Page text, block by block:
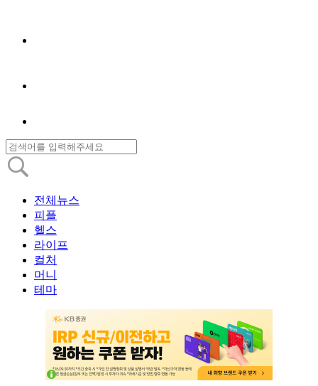
전체뉴스
피플
헬스
라이프
컬처
머니
테마